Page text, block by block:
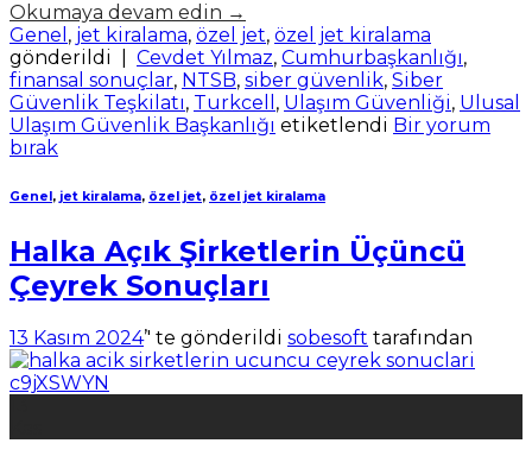
Okumaya devam edin →
Genel , jet kiralama, özel jet, özel jet kiralama
gönderildi
Cevdet Yılmaz, Cumhurbaşkanlığı,
finansal sonuçlar, NTSB, siber güvenlik, Siber
Güvenlik Teşkilatı, Turkcell , Ulaşım Güvenliği, Ulusal
Ulaşım Güvenlik Başkanlığı etiketlendi Bir yorum
bırak
Genel , jet kiralama, özel jet, özel jet kiralama
Halka Açık Şirketlerin Üçüncü
Çeyrek Sonuçları
13 Kasım 2024’' te gönderildi sobesoft tarafından